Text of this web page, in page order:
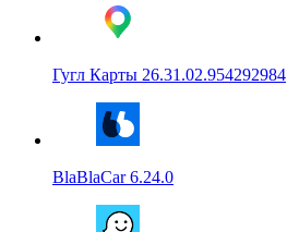
Гугл Карты 26.31.02.954292984
BlaBlaCar 6.24.0